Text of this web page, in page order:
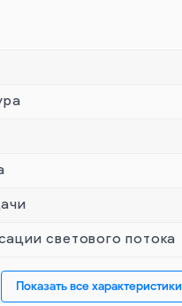
светового потока
Показать все характеристики